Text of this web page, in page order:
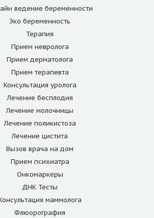
ведение беременности
Эко беременность
Терапия
Прием невролога
Прием дерматолога
Прием терапевта
Консультация уролога
Лечение бесплодия
Лечение молочницы
Лечение поликистоза
Лечение цистита
Вызов врача на дом
Прием психиатра
Онкомаркеры
ДНК Тесты
маммолога
Флюорография